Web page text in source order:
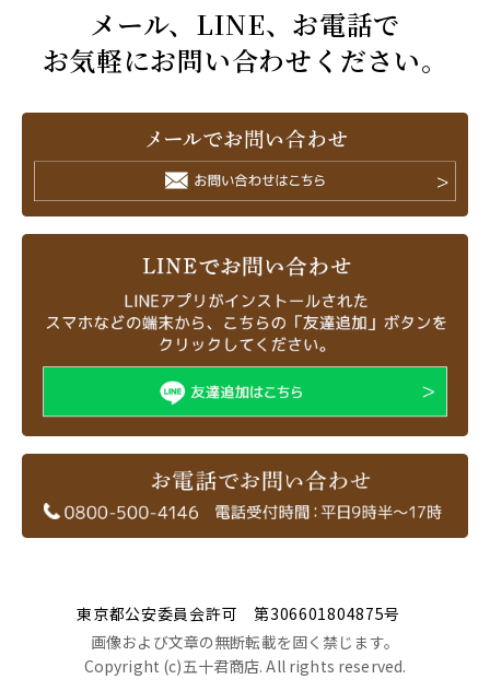
メール、LINE、お電話で
お気軽にお問い合わせください。
東京都公安委員会許可 第306601804875号
画像および文章の無断転載を固く禁じます。
Copyright (c)五十君商店. All rights reserved.